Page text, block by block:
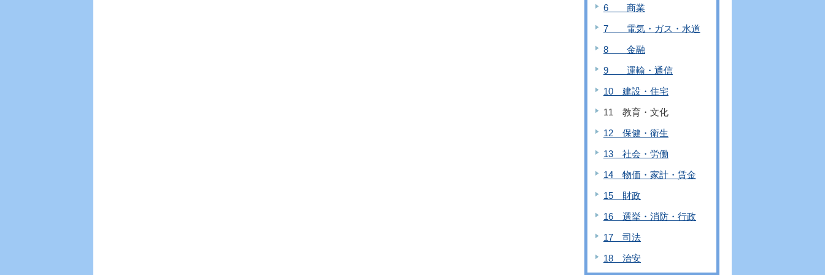
6 商業
7 電気・ガス・水道
8 金融
9 運輸・通信
10 建設・住宅
11 教育・文化
12 保健・衛生
13 社会・労働
14 物価・家計・賃金
15 財政
16 選挙・消防・行政
17 司法
18 治安